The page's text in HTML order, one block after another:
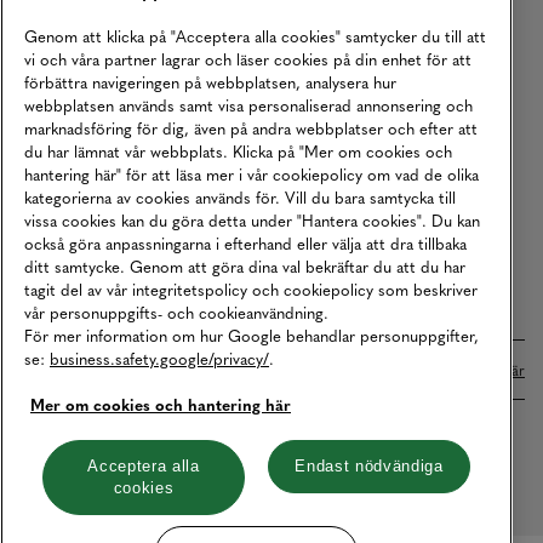
Köpvillkor
Karriär
Vårt Ansvar
Våra Tjänster
Press
Studentrabatt
B2B
Tillgänglighetsredogörelse
Betalningar online sköts i samarbete med Klarna. Läs mer här
Cookies Integritetspolicy
Hantera cookies
Genom att klicka på "Acceptera alla cookies" samtycker du till att
vi och våra partner lagrar och läser cookies på din enhet för att
förbättra navigeringen på webbplatsen, analysera hur
webbplatsen används samt visa personaliserad annonsering och
marknadsföring för dig, även på andra webbplatser och efter att
du har lämnat vår webbplats. Klicka på "Mer om cookies och
hantering här" för att läsa mer i vår cookiepolicy om vad de olika
kategorierna av cookies används för. Vill du bara samtycka till
vissa cookies kan du göra detta under "Hantera cookies". Du kan
också göra anpassningarna i efterhand eller välja att dra tillbaka
ditt samtycke. Genom att göra dina val bekräftar du att du har
tagit del av vår integritetspolicy och cookiepolicy som beskriver
vår personuppgifts- och cookieanvändning.
För mer information om hur Google behandlar personuppgifter,
se: business.safety.google/privacy/.
Mer om cookies och hantering här
Acceptera alla
cookies
Endast nödvändiga